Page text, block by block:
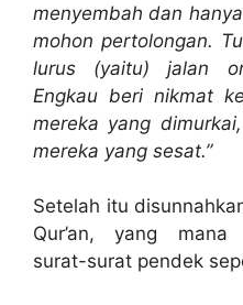
menyembah dan
mohon pertolongan.
lurus (yaitu) jalan
Engkau beri nikmat
mereka yang
mereka yang sesat.”
Setelah itu
Qur’an, yang mana
surat-surat pendek